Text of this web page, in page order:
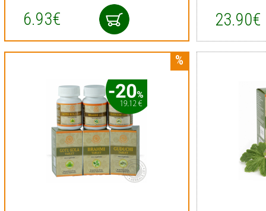
6.93€ 23.90€